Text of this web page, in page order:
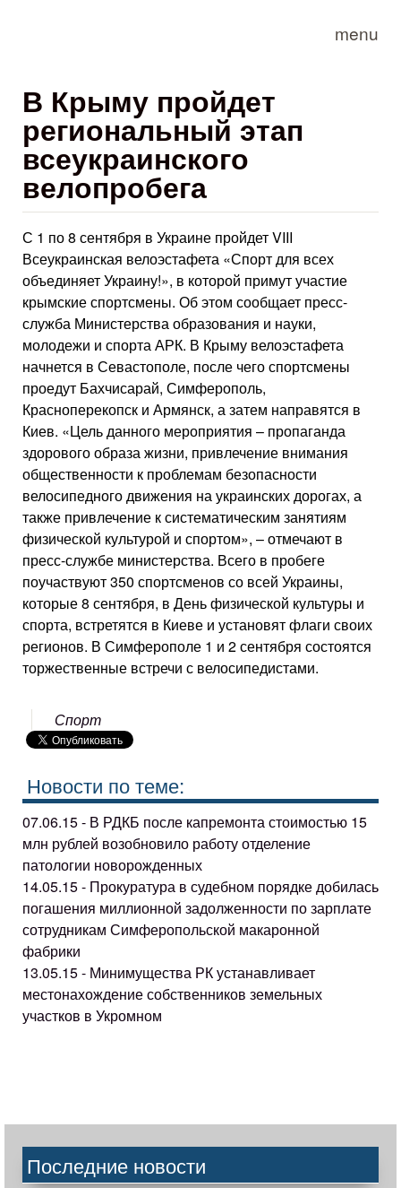
menu
В Крыму пройдет
региональный этап
всеукраинского
велопробега
С 1 по 8 сентября в Украине пройдет VIII
Всеукраинская велоэстафета «Спорт для всех
объединяет Украину!», в которой примут участие
крымские спортсмены. Об этом сообщает пресс-
служба Министерства образования и науки,
молодежи и спорта АРК. В Крыму велоэстафета
начнется в Севастополе, после чего спортсмены
проедут Бахчисарай, Симферополь,
Красноперекопск и Армянск, а затем направятся в
Киев. «Цель данного мероприятия – пропаганда
здорового образа жизни, привлечение внимания
общественности к проблемам безопасности
велосипедного движения на украинских дорогах, а
также привлечение к систематическим занятиям
физической культурой и спортом», – отмечают в
пресс-службе министерства. Всего в пробеге
поучаствуют 350 спортсменов со всей Украины,
которые 8 сентября, в День физической культуры и
спорта, встретятся в Киеве и установят флаги своих
регионов. В Симферополе 1 и 2 сентября состоятся
торжественные встречи с велосипедистами.
Спорт
Новости по теме:
07.06.15 - В РДКБ после капремонта стоимостью 15
млн рублей возобновило работу отделение
патологии новорожденных
14.05.15 - Прокуратура в судебном порядке добилась
погашения миллионной задолженности по зарплате
сотрудникам Симферопольской макаронной
фабрики
13.05.15 - Минимущества РК устанавливает
местонахождение собственников земельных
участков в Укромном
Последние новости